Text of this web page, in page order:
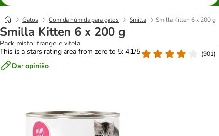
Gatos Comida húmida para gatos Smilla Smilla Kitten 6 x 200 g
Smilla Kitten 6 x 200 g
Pack misto: frango e vitela
This is a stars rating area from zero to 5: 4.1/5
(901)
Dar opinião